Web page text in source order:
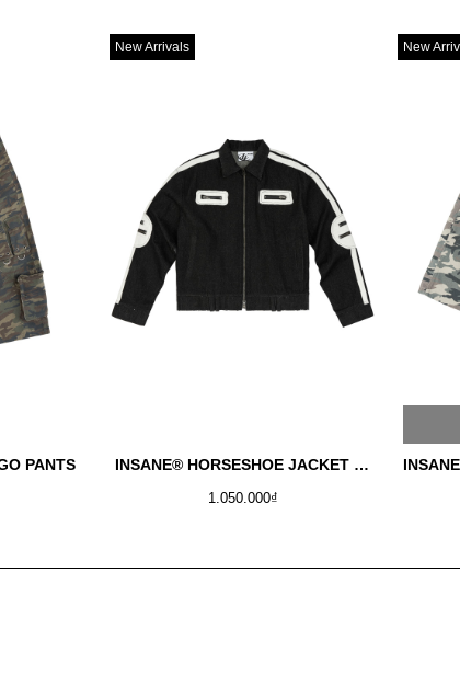
PANTS
New Arrivals
INSANE® HORSESHOE JACKET - RAW DENIM
1.050.000₫
New